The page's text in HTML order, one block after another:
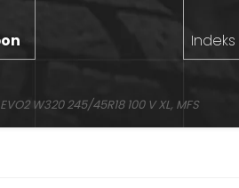
Indeks
W320 245/45R18 100 V XL, MFS